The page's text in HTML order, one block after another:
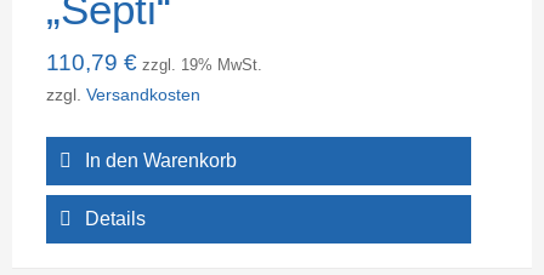
110,79 € zzgl. 19% MwSt.
zzgl. Versandkosten
In den Warenkorb
Details